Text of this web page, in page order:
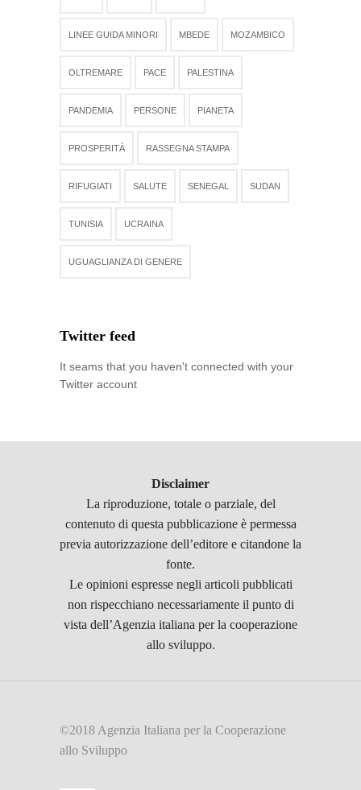
LINEE GUIDA MINORI MBEDE MOZAMBICO
OLTREMARE PACE PALESTINA
PANDEMIA PERSONE PIANETA
PROSPERITÀ RASSEGNA STAMPA
RIFUGIATI SALUTE SENEGAL SUDAN
TUNISIA UCRAINA
UGUAGLIANZA DI GENERE
Twitter feed
It seams that you haven't connected with your
Twitter account
Disclaimer
La riproduzione, totale o parziale, del
contenuto di questa pubblicazione è permessa
previa autorizzazione dell’editore e citandone la
fonte.
Le opinioni espresse negli articoli pubblicati
non rispecchiano necessariamente il punto di
vista dell’Agenzia italiana per la cooperazione
allo sviluppo.
©2018 Agenzia Italiana per la Cooperazione
allo Sviluppo